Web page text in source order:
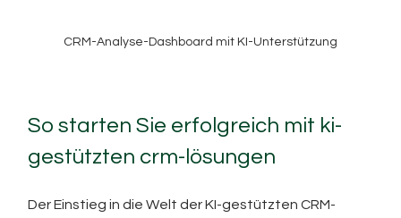
CRM-Analyse-Dashboard mit KI-Unterstützung
So starten Sie erfolgreich mit ki-
gestützten crm-lösungen
Der Einstieg in die Welt der KI-gestützten CRM-